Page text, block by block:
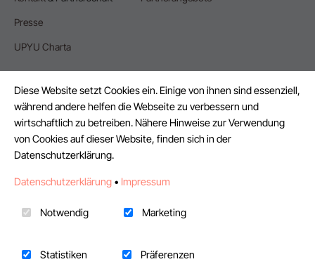
Presse
UPYU Charta
FÜR UNTERNEHMEN
Mit KI Agent Projekt erstellen
Events & Webinare
Freelancer als Elternzeitvertretung
HR-Freelancer finden
Diese Website setzt Cookies ein. Einige von ihnen sind essenziell,
während andere helfen die Webseite zu verbessern und
wirtschaftlich zu betreiben. Nähere Hinweise zur Verwendung
von Cookies auf dieser Website, finden sich in der
Datenschutzerklärung.
Datenschutzerklärung • Impressum
Notwendig Marketing
Statistiken Präferenzen